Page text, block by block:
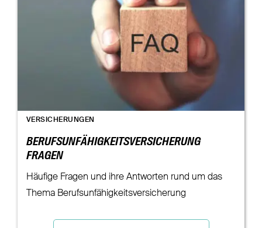
VERSICHERUNGEN
BERUFSUNFÄHIGKEITSVERSICHERUNG
FRAGEN
Häufige Fragen und ihre Antworten rund um das
Thema Berufsunfähigkeitsversicherung